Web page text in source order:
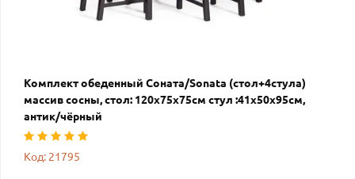
Комплект обеденный Соната/Sonata (стол+4стула)
массив сосны, стол: 120х75х75см стул :41х50х95см,
антик/чёрный
Код: 21795